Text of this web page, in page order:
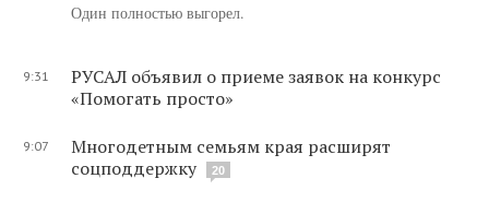
Один полностью выгорел.
9:31
РУСАЛ объявил о приеме заявок на конкурс
«Помогать просто»
9:07
Многодетным семьям края расширят
соцподдержку
20